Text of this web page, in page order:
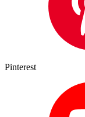
Pinterest